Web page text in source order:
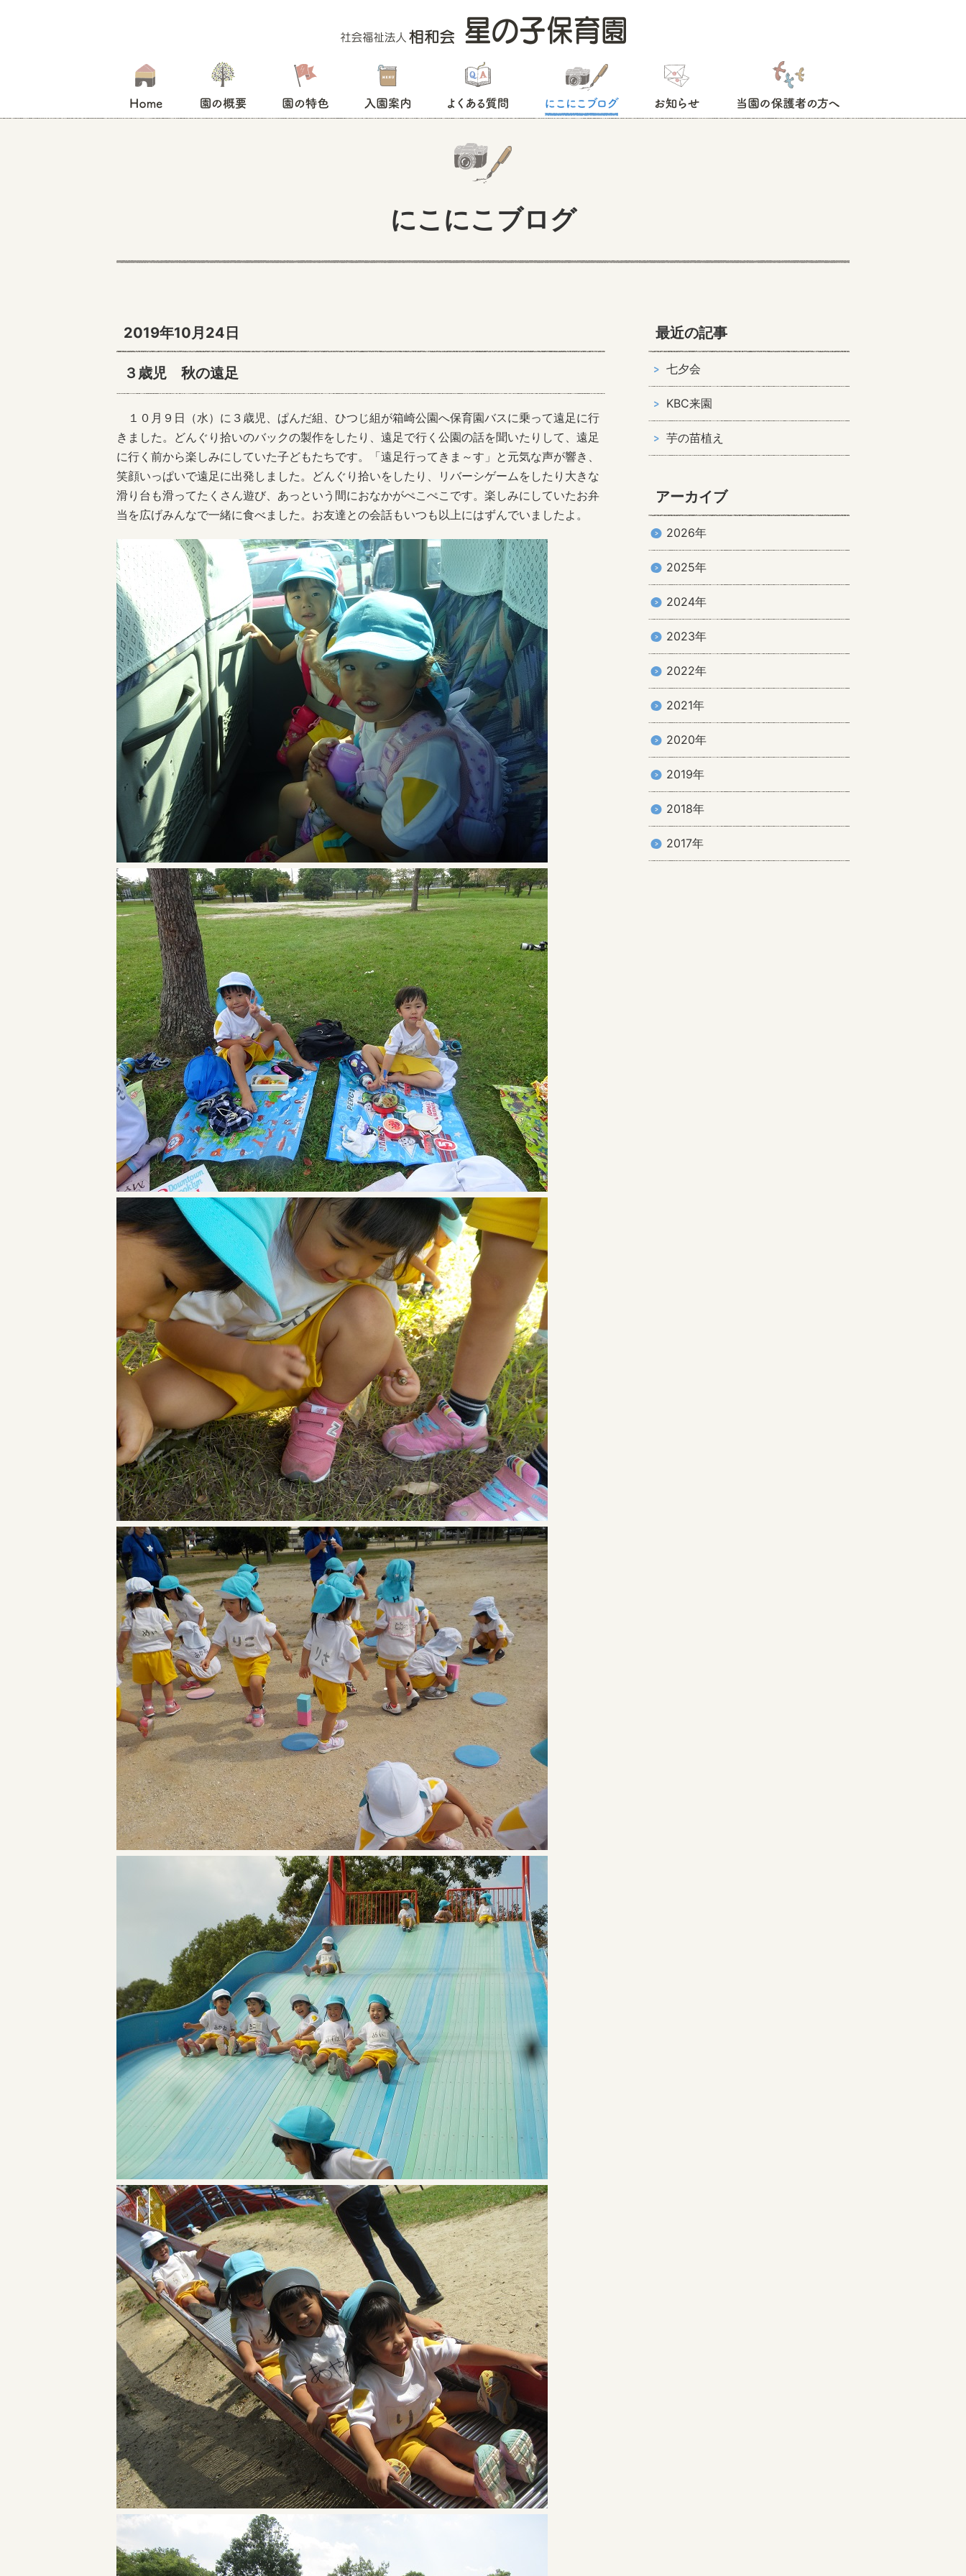
にこにこブログ
2019年10月24日
３歳児 秋の遠足
１０月９日（水）に３歳児、ぱんだ組、ひつじ組が箱崎公園へ保育園バスに乗って遠足に行
きました。どんぐり拾いのバックの製作をしたり、遠足で行く公園の話を聞いたりして、遠足
に行く前から楽しみにしていた子どもたちです。「遠足行ってきま～す」と元気な声が響き、
笑顔いっぱいで遠足に出発しました。どんぐり拾いをしたり、リバーシゲームをしたり大きな
滑り台も滑ってたくさん遊び、あっという間におなかがぺこぺこです。楽しみにしていたお弁
当を広げみんなで一緒に食べました。お友達との会話もいつも以上にはずんでいましたよ。
最近の記事
七夕会
KBC来園
芋の苗植え
アーカイブ
2026年
2025年
2024年
2023年
2022年
2021年
2020年
2019年
2018年
2017年